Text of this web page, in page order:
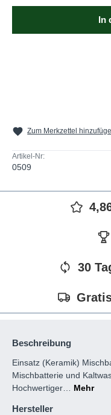
In
Zum Merkzettel
Artikel-Nr:
0509
30
Beschreibung
Einsatz (Keramik)
Mischbatterie und
Hochwertiger… Mehr
Hersteller